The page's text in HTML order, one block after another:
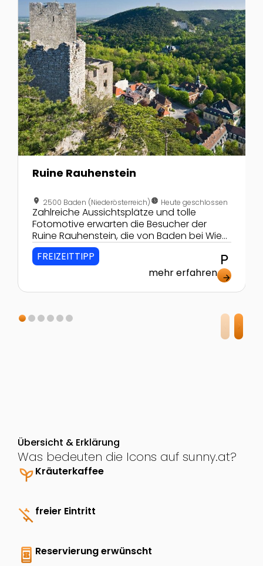
Ruine Rauhenstein
location_on 2500 Baden (Niederösterreich)nest_clock_farsight_analog Heute geschlossen
Zahlreiche Aussichtsplätze und tolle
Fotomotive erwarten die Besucher der
Ruine Rauhenstein, die von Baden bei Wien
aus gemütlich zu erreichen ist.
FREIZEITTIPP local_parking
mehr erfahren arrow_forward
Übersicht & Erklärung
Was bedeuten die Icons auf sunny.at?
psychiatryKräuterkaffee
money_off freier Eintritt
book_online Reservierung erwünscht